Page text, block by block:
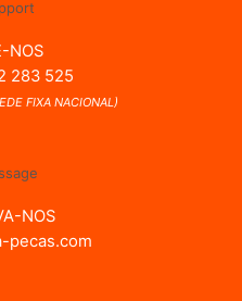
NOS
283 525
FIXA NACIONAL)
NOS
pecas.com